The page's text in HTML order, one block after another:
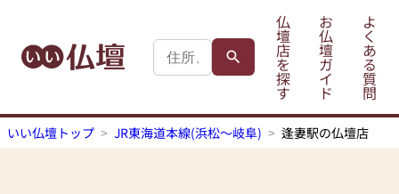
仏
壇
店
を
探
す
お
仏
壇
ガ
イ
ド
よ
く
あ
る
質
問
いい仏壇トップ JR東海道本線(浜松～岐阜) 逢妻駅の仏壇店